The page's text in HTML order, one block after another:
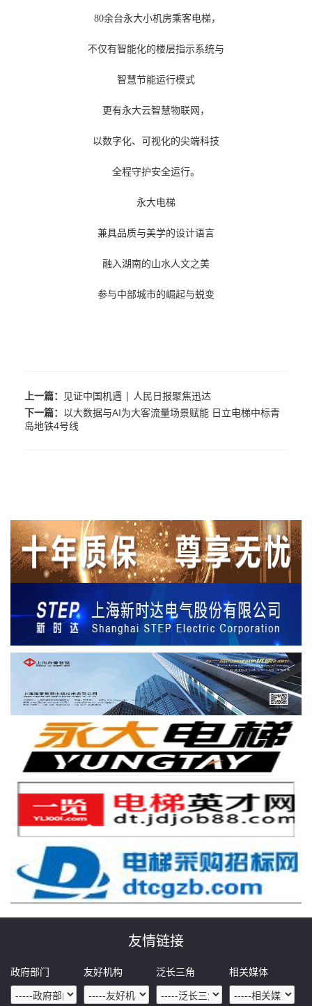
80余台永大小机房乘客电梯，
不仅有智能化的楼层指示系统与
智慧节能运行模式
更有永大云智慧物联网，
以数字化、可视化的尖端科技
全程守护安全运行。
永大电梯
兼具品质与美学的设计语言
融入湖南的山水人文之美
参与中部城市的崛起与蜕变
上一篇： 见证中国机遇 | 人民日报聚焦迅达
下一篇： 以大数据与AI为大客流量场景赋能 日立电梯中标青
岛地铁4号线
友情链接
政府部门 友好机构 泛长三角 相关媒体